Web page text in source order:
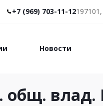
+7 (969) 703-11-12
Новости
влад.